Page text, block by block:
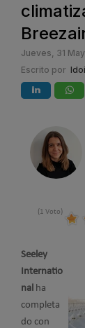
Jueves, 31
Escrito por
(1 Voto)
Seeley
Internatio
nal ha
completa
do con